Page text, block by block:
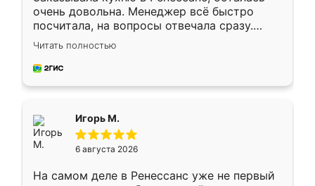
очень довольна. Менеджер всё быстро
посчитала, на вопросы отвечала сразу.
Замерщик приехал в субботу, подошёл к
делу со всей ответственностью. Собрали
за день, ребята работали аккуратно, даже
Читать полностью
Игорь М.
6 августа 2026
На самом деле в Ренессанс уже не первый